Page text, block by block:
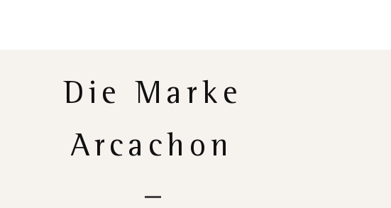
Die Marke
Arcachon